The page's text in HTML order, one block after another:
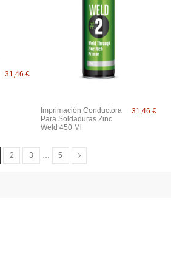
31,46 €
Imprimación Conductora
Para Soldaduras Zinc
Weld 450 Ml
31,46 €
2 3 … 5